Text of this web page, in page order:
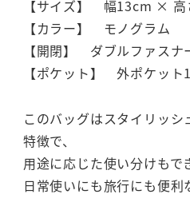
【サイズ】 幅13cm ×
【カラー】 モノグラム
【開閉】 ダブルファスナ
【ポケット】 外ポケット
このバッグはスタイリッ
特徴で、
用途に応じた使い分けもで
日常使いにも旅行にも便